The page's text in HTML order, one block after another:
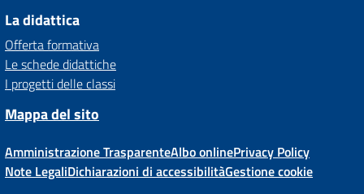
La didattica
Offerta formativa
Le schede didattiche
I progetti delle classi
Mappa del sito
Amministrazione TrasparenteAlbo onlinePrivacy Policy
Note LegaliDichiarazioni di accessibilitàGestione cookie